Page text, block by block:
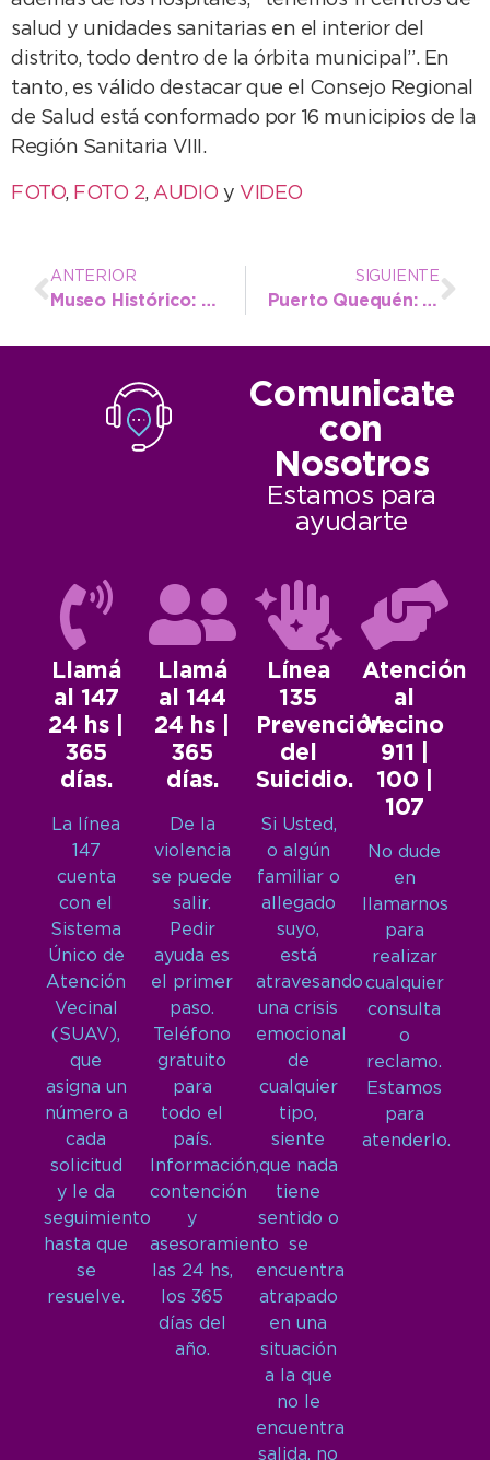
salud y unidades sanitarias en el interior del
distrito, todo dentro de la órbita municipal”. En
tanto, es válido destacar que el Consejo Regional
de Salud está conformado por 16 municipios de la
Región Sanitaria VIII.
FOTO, FOTO 2, AUDIO y VIDEO
ANTERIOR
Museo Histórico: mañana es la apertura de dos salas temáticas
SIGUIENTE
Puerto Quequén: López, en la presentación de un nuevo remolcador
Comunicate
con
Nosotros
Estamos para
ayudarte
Llamá
al 147
24 hs |
365
días.
La línea
147
cuenta
con el
Sistema
Único de
Atención
Vecinal
(SUAV),
que
asigna un
número a
cada
solicitud
y le da
seguimiento
hasta que
se
resuelve.
Llamá
al 144
24 hs |
365
días.
De la
violencia
se puede
salir.
Pedir
ayuda es
el primer
paso.
Teléfono
gratuito
para
todo el
país.
Información,
contención
y
asesoramiento
las 24 hs,
los 365
días del
año.
Línea
135
Prevención
del
Suicidio.
Si Usted,
o algún
familiar o
allegado
suyo,
está
atravesando
una crisis
emocional
de
cualquier
tipo,
siente
que nada
tiene
sentido o
se
encuentra
atrapado
en una
situación
a la que
no le
encuentra
salida, no
Atención
al
Vecino
911 |
100 |
107
No dude
en
llamarnos
para
realizar
cualquier
consulta
o
reclamo.
Estamos
para
atenderlo.